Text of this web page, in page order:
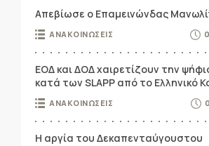
Απεβίωσε ο Επαμεινώνδας
ΑΝΑΚΟΙΝΩΣΕΙΣ
ΕΟΔ και ΔΟΔ χαιρετίζουν την
κατά των SLAPP από το Ελληνικό
ΑΝΑΚΟΙΝΩΣΕΙΣ
Η αργία του Δεκαπενταύγουστου